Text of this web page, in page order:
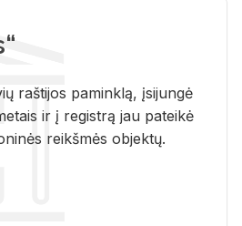
raštijos paminklą, įsijungė
ir į registrą jau pateikė
reikšmės objektų.